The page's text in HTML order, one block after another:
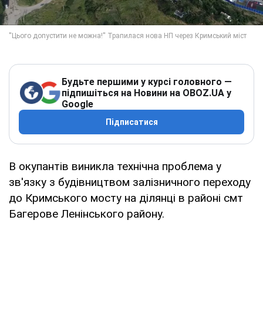
Будьте першими у курсі головного —
підпишіться на Новини на OBOZ.UA у
Google
Підписатися
В окупантів виникла технічна проблема у
зв'язку з будівництвом залізничного переходу
до Кримського мосту на ділянці в районі смт
Багерове Ленінського району.